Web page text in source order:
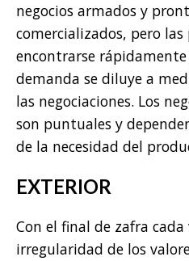
negocios armados y
comercializados, pero
encontrarse
demanda se diluye a
las negociaciones. Los
son puntuales y
de la necesidad del
EXTERIOR
Con el final de zafra cada
irregularidad de los